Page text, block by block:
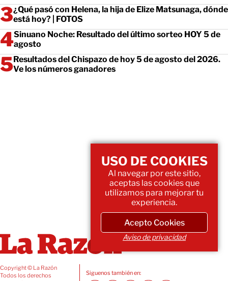
¿Qué pasó con Helena, la hija de Elize Matsunaga, dónde
está hoy? | FOTOS
Sinuano Noche: Resultado del último sorteo HOY 5 de
agosto
Resultados del Chispazo de hoy 5 de agosto del 2026.
Ve los números ganadores
Copyright © La Razón
Todos los derechos
Siguenos también en:
USO DE COOKIES
Al navegar por este sitio,
aceptas las cookies que
utilizamos para mejorar tu
experiencia.
Acepto Cookies
Aviso de privacidad